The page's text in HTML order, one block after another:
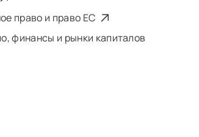
право и право ЕС
финансы и рынки капиталов